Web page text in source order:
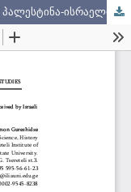
ისრაელის მუსლიმთა ფონზე აღქმული პალესტინა-ისრაელის კრიზისის მიზეზები